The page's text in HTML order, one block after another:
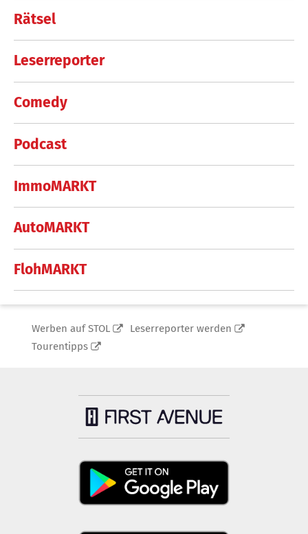
Rätsel
Leserreporter
Comedy
Podcast
ImmoMARKT
AutoMARKT
FlohMARKT
Werben auf STOL
Leserreporter werden
Tourentipps